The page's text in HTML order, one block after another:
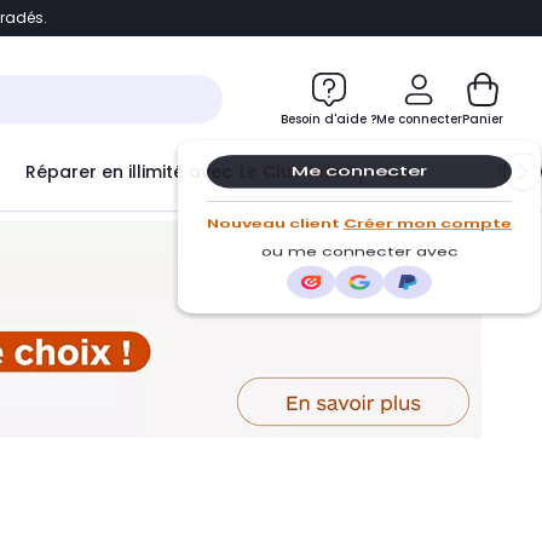
Besoin d'aide ?Me connecter
Me connecter
Nouveau clientCréer mon compte
ou me connecter avec
Panier
Réparer en illimité avec Le Club Infinity